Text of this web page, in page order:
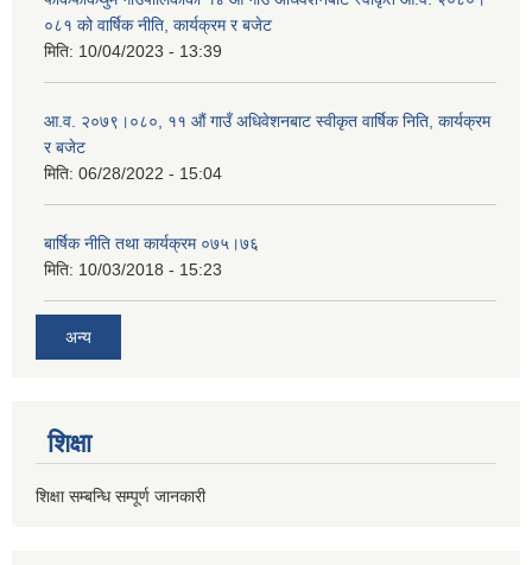
०८१ को वार्षिक नीति, कार्यक्रम र बजेट
मिति: 10/04/2023 - 13:39
आ.व. २०७९।०८०, ११ औं गाउँ अधिवेशनबाट स्वीकृत वार्षिक निति, कार्यक्रम
र बजेट
मिति: 06/28/2022 - 15:04
बार्षिक नीति तथा कार्यक्रम ०७५।७६
मिति: 10/03/2018 - 15:23
अन्य
शिक्षा
शिक्षा सम्बन्धि सम्पूर्ण जानकारी